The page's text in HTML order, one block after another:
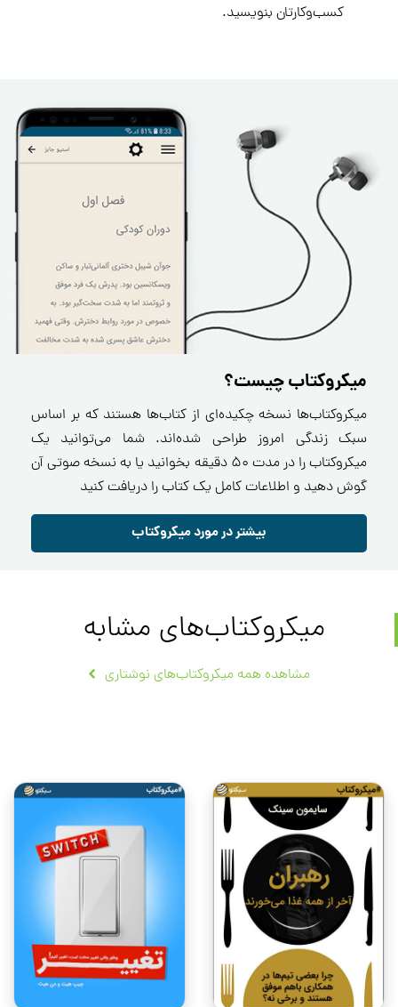
کسب‌وکارتان بنویسید.
میکروکتاب چیست؟
میکروکتاب‌ها نسخه چکیده‌ای از کتاب‌ها هستند که بر اساس
سبک زندگی امروز طراحی شده‌اند. شما می‌توانید یک
میکروکتاب را در مدت ۵۰ دقیقه بخوانید یا به نسخه صوتی آن
گوش دهید و اطلاعات کامل یک کتاب را دریافت کنید
بیشتر در مورد میکروکتاب
میکروکتاب‌های مشابه
مشاهده همه میکروکتاب‌های نوشتاری